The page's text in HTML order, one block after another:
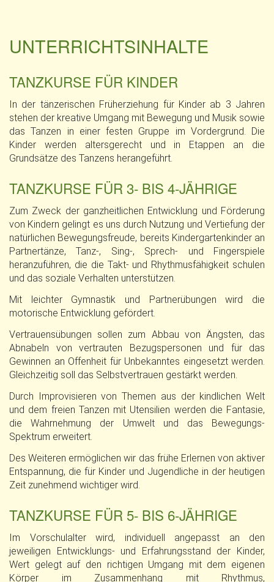
UNTERRICHTSINHALTE
TANZKURSE FÜR KINDER
In der tänzerischen Früherziehung für Kinder ab 3 Jahren
stehen der kreative Umgang mit Bewegung und Musik sowie
das Tanzen in einer festen Gruppe im Vordergrund. Die
Kinder werden altersgerecht und in Etappen an die
Grundsätze des Tanzens herangeführt.
TANZKURSE FÜR 3- BIS 4-JÄHRIGE
Zum Zweck der ganzheitlichen Entwicklung und Förderung
von Kindern gelingt es uns durch Nutzung und Vertiefung der
natürlichen Bewegungsfreude, bereits Kindergartenkinder an
Partnertänze, Tanz-, Sing-, Sprech- und Fingerspiele
heranzuführen, die die Takt- und Rhythmusfähigkeit schulen
und das soziale Verhalten unterstützen.
Mit leichter Gymnastik und Partnerübungen wird die
motorische Entwicklung gefördert.
Vertrauensübungen sollen zum Abbau von Ängsten, das
Abnabeln von vertrauten Bezugspersonen und für das
Gewinnen an Offenheit für Unbekanntes eingesetzt werden.
Gleichzeitig soll das Selbstvertrauen gestärkt werden.
Durch Improvisieren von Themen aus der kindlichen Welt
und dem freien Tanzen mit Utensilien werden die Fantasie,
die Wahrnehmung der Umwelt und das Bewegungs-
Spektrum erweitert.
Des Weiteren ermöglichen wir das frühe Erlernen von aktiver
Entspannung, die für Kinder und Jugendliche in der heutigen
Zeit zunehmend wichtiger wird.
TANZKURSE FÜR 5- BIS 6-JÄHRIGE
Im Vorschulalter wird, individuell angepasst an den
jeweiligen Entwicklungs- und Erfahrungsstand der Kinder,
Wert gelegt auf den richtigen Umgang mit dem eigenen
Körper im Zusammenhang mit Rhythmus,